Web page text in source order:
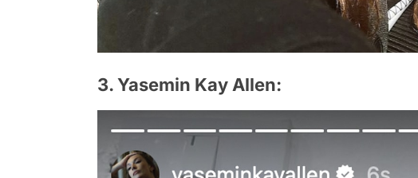
3. Yasemin Kay Allen: